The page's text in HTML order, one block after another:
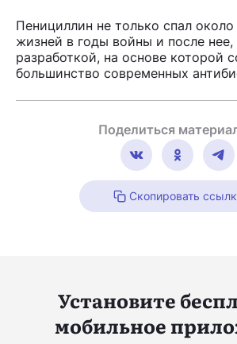
Пенициллин не только спал
жизней в годы войны и после нее,
разработкой, на основе которой
большинство современных
Поделиться
Скопировать
Установите
мобильное